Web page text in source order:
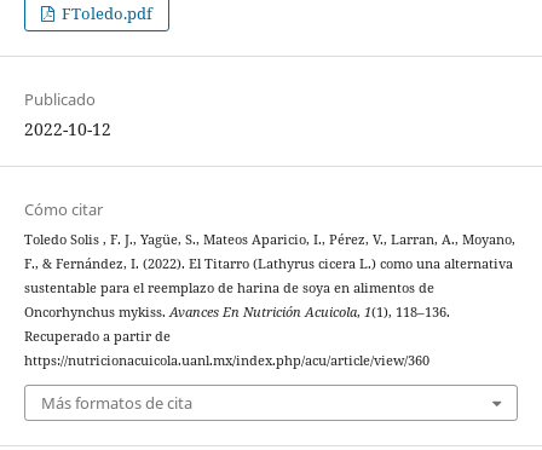
FToledo.pdf
Publicado
2022-10-12
Cómo citar
Toledo Solis , F. J., Yagüe, S., Mateos Aparicio, I., Pérez, V., Larran, A., Moyano,
F., & Fernández, I. (2022). El Titarro (Lathyrus cicera L.) como una alternativa
sustentable para el reemplazo de harina de soya en alimentos de
Oncorhynchus mykiss. Avances En Nutrición Acuicola, 1(1), 118–136.
Recuperado a partir de
https://nutricionacuicola.uanl.mx/index.php/acu/article/view/360
Más formatos de cita